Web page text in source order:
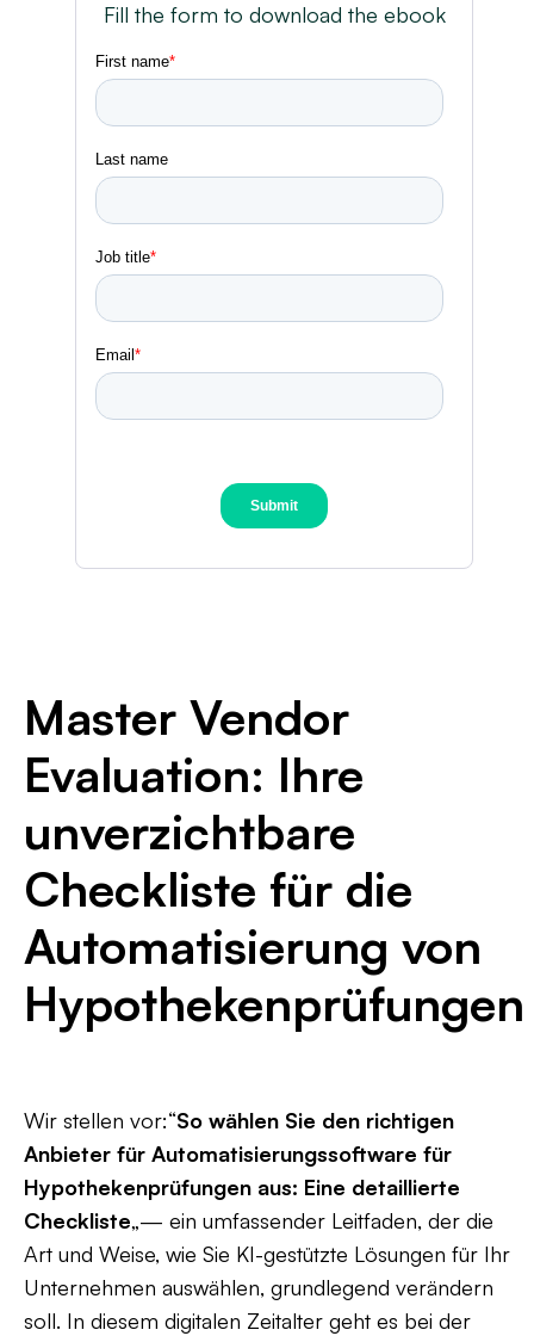
Fill the form to download the ebook
Master Vendor
Evaluation: Ihre
unverzichtbare
Checkliste für die
Automatisierung von
Hypothekenprüfungen
Wir stellen vor:“So wählen Sie den richtigen
Anbieter für Automatisierungssoftware für
Hypothekenprüfungen aus: Eine detaillierte
Checkliste„— ein umfassender Leitfaden, der die
Art und Weise, wie Sie KI-gestützte Lösungen für Ihr
Unternehmen auswählen, grundlegend verändern
soll. In diesem digitalen Zeitalter geht es bei der